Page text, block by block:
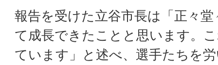
報告を受けた立谷市長は「正々
て成長できたことと思います。
ています」と述べ、選手たちを